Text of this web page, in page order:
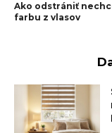
Ako odstrániť
farbu z vlasov